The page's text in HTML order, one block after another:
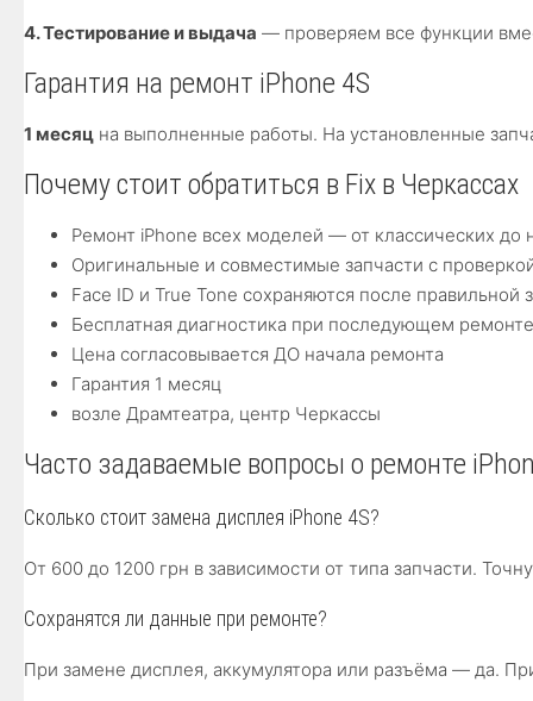
4. Тестирование и выдача — проверяем все функции
Гарантия на ремонт iPhone 4S
1 месяц на выполненные работы. На установленные
Почему стоит обратиться в Fix в Черкассах
Ремонт iPhone всех моделей — от классических до
Оригинальные и совместимые запчасти с
Face ID и True Tone сохраняются после правильной
Бесплатная диагностика при последующем ремонте
Цена согласовывается ДО начала ремонта
Гарантия 1 месяц
возле Драмтеатра, центр Черкассы
Часто задаваемые вопросы о ремонте
Сколько стоит замена дисплея iPhone 4S?
От 600 до 1200 грн в зависимости от типа запчасти.
Сохранятся ли данные при ремонте?
При замене дисплея, аккумулятора или разъёма — да.